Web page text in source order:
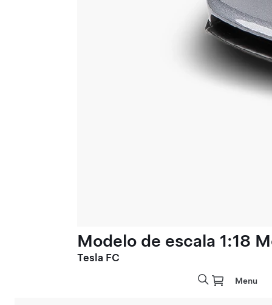
Modelo de escala 1:18
Tesla FC
Menu